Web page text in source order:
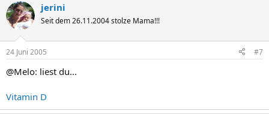
jerini
Seit dem 26.11.2004 stolze Mama!!!
24 Juni 2005 #7
@Melo: liest du...
Vitamin D